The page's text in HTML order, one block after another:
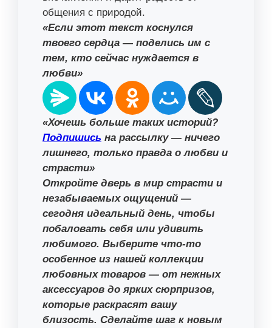
общения с природой.
«Если этот текст коснулся
твоего сердца — поделись им с
тем, кто сейчас нуждается в
любви»
«Хочешь больше таких историй?
Подпишись на рассылку — ничего
лишнего, только правда о любви и
страсти»
Откройте дверь в мир страсти и
незабываемых ощущений —
сегодня идеальный день, чтобы
побаловать себя или удивить
любимого. Выберите что-то
особенное из нашей коллекции
любовных товаров — от нежных
аксессуаров до ярких сюрпризов,
которые раскрасят вашу
близость. Сделайте шаг к новым